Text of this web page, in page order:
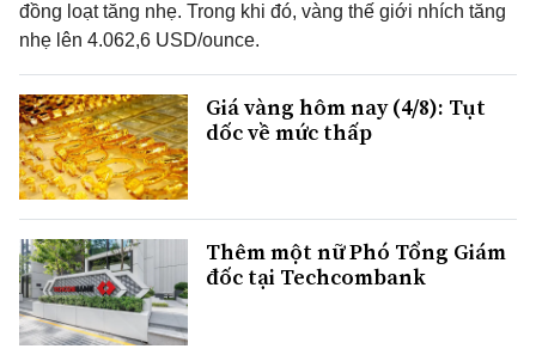
đồng loạt tăng nhẹ. Trong khi đó, vàng thế giới nhích tăng
nhẹ lên 4.062,6 USD/ounce.
Giá vàng hôm nay (4/8): Tụt
dốc về mức thấp
Thêm một nữ Phó Tổng Giám
đốc tại Techcombank